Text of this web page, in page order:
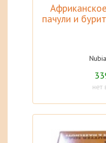
пачули и
нет